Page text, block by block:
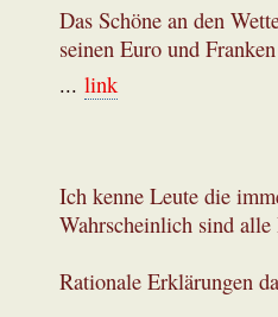
Das Schöne an den
seinen Euro und
... link
Ich kenne Leute die
Wahrscheinlich sind
Rationale Erklärungen